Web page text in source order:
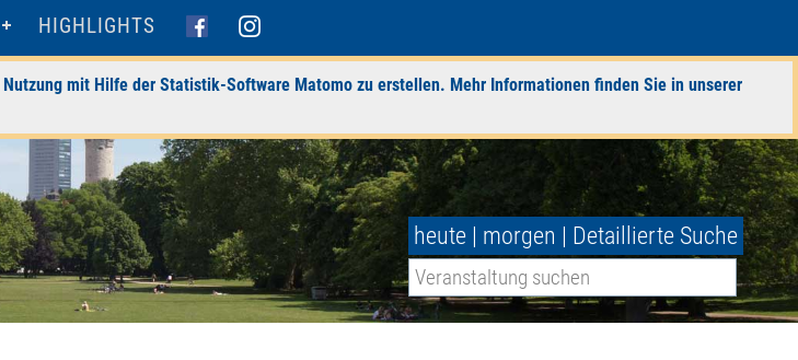
HIGHLIGHTS
mit Hilfe der Statistik-Software Matomo zu erstellen. Mehr Informationen finden Sie in unserer
heute | morgen | Detaillierte Suche